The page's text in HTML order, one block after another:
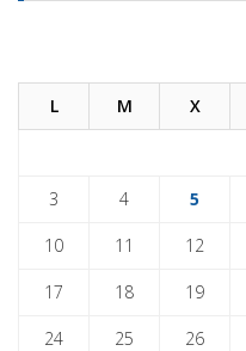
L M X
3 4 5
10 11 12
17 18 19
24 25 26